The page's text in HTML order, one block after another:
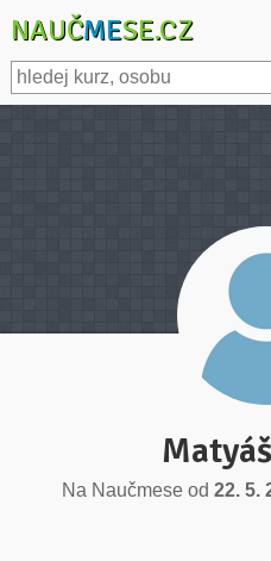
NAUČMESE.CZ
Na Naučmese od22. 5.